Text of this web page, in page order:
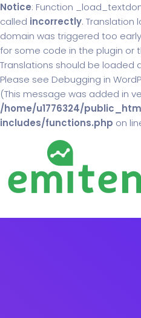
Notice: Function
called incorrectly. Translation
domain was triggered too
for some code in the plugin or
Translations should be loaded
Please see Debugging in
(This message was added in
/home/u1776324/
includes/functions.php on